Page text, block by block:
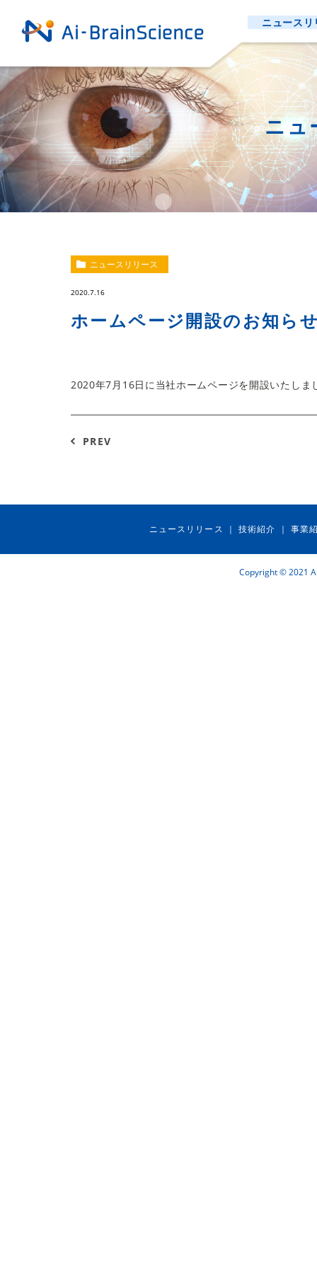
ニュースリ
ニュ
ニュースリリース
2020.7.16
ホームページ開設のお知ら
2020年7月16日に当社ホームページを開設いたしま
PREV
ニュースリリース ｜技術紹介 事業
Copyright © 2021